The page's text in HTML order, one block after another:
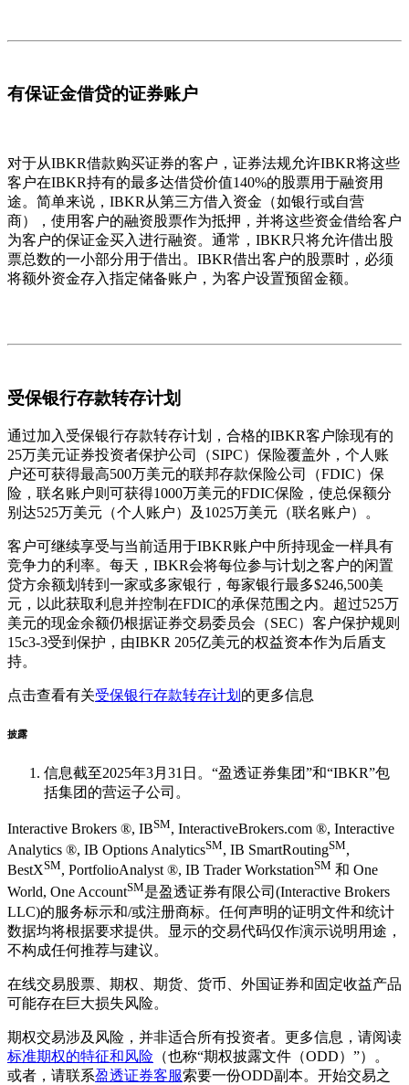
有保证金借贷的证券账户
对于从IBKR借款购买证券的客户，证券法规允许IBKR将这些
客户在IBKR持有的最多达借贷价值140%的股票用于融资用
途。简单来说，IBKR从第三方借入资金（如银行或自营
商），使用客户的融资股票作为抵押，并将这些资金借给客户
为客户的保证金买入进行融资。通常，IBKR只将允许借出股
票总数的一小部分用于借出。IBKR借出客户的股票时，必须
将额外资金存入指定储备账户，为客户设置预留金额。
受保银行存款转存计划
通过加入受保银行存款转存计划，合格的IBKR客户除现有的
25万美元证券投资者保护公司（SIPC）保险覆盖外，个人账
户还可获得最高500万美元的联邦存款保险公司（FDIC）保
险，联名账户则可获得1000万美元的FDIC保险，使总保额分
别达525万美元（个人账户）及1025万美元（联名账户）。
客户可继续享受与当前适用于IBKR账户中所持现金一样具有
竞争力的利率。每天，IBKR会将每位参与计划之客户的闲置
贷方余额划转到一家或多家银行，每家银行最多$246,500美
元，以此获取利息并控制在FDIC的承保范围之内。超过525万
美元的现金余额仍根据证券交易委员会（SEC）客户保护规则
15c3-3受到保护，由IBKR 205亿美元的权益资本作为后盾支
持。
点击查看有关受保银行存款转存计划 的更多信息
披露
信息截至2025年3月31日。“盈透证券集团”和“IBKR”包
括集团的营运子公司。
Interactive Brokers ®, IBSM, InteractiveBrokers.com ®, Interactive
Analytics ®, IB Options AnalyticsSM, IB SmartRoutingSM,
BestXSM, PortfolioAnalyst ®, IB Trader WorkstationSM 和 One
World, One AccountSM是盈透证券有限公司(Interactive Brokers
LLC)的服务标示和/或注册商标。任何声明的证明文件和统计
数据均将根据要求提供。显示的交易代码仅作演示说明用途，
不构成任何推荐与建议。
在线交易股票、期权、期货、货币、外国证券和固定收益产品
可能存在巨大损失风险。
期权交易涉及风险，并非适合所有投资者。更多信息，请阅读
标准期权的特征和风险 （也称“期权披露文件（ODD）”）。
或者，请联系盈透证券客服索要一份ODD副本。开始交易之